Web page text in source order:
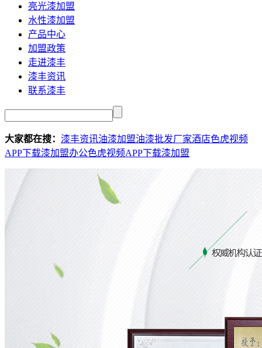
亮光漆加盟
水性漆加盟
产品中心
加盟政策
走进漆丰
漆丰资讯
联系漆丰
大家都在搜： 漆丰资讯油漆加盟油漆批发厂家酒店色虎视频
APP下载漆加盟办公色虎视频APP下载漆加盟